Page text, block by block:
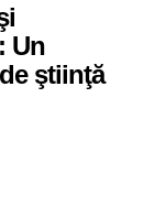
Un
ştiinţă